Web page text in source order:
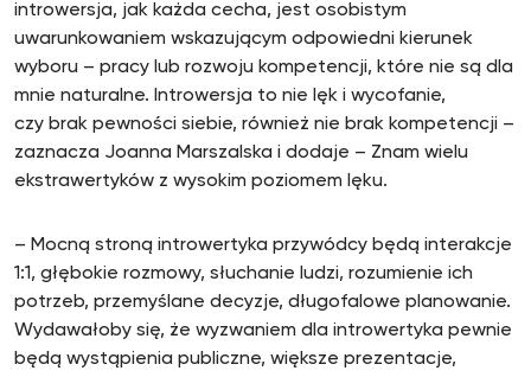
introwersja, jak każda cecha, jest osobistym
uwarunkowaniem wskazującym odpowiedni kierunek
wyboru – pracy lub rozwoju kompetencji, które nie są dla
mnie naturalne. Introwersja to nie lęk i wycofanie,
czy brak pewności siebie, również nie brak kompetencji –
zaznacza Joanna Marszalska i dodaje – Znam wielu
ekstrawertyków z wysokim poziomem lęku.
– Mocną stroną introwertyka przywódcy będą interakcje
1:1, głębokie rozmowy, słuchanie ludzi, rozumienie ich
potrzeb, przemyślane decyzje, długofalowe planowanie.
Wydawałoby się, że wyzwaniem dla introwertyka pewnie
będą wystąpienia publiczne, większe prezentacje,